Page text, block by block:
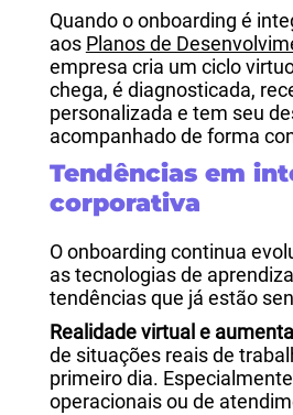
Quando o onboarding é
aos Planos de
empresa cria um ciclo
chega, é diagnosticada,
personalizada e tem seu
acompanhado de forma
Tendências em
corporativa
O onboarding continua
as tecnologias de
tendências que já estão
Realidade virtual e
de situações reais de
primeiro dia.
operacionais ou de